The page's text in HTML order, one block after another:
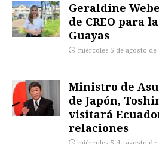
Geraldine
de CREO para
Guayas
miércoles 5 de agosto de
Ministro de
de Japón,
visitará
relaciones